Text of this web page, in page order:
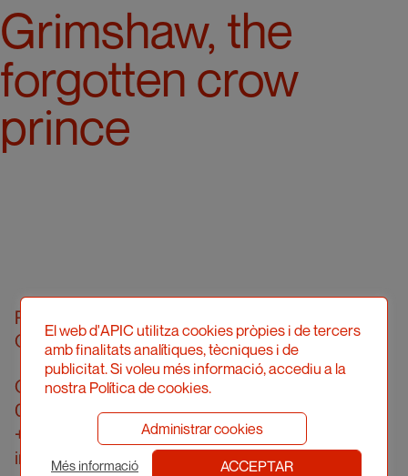
Grimshaw, the
forgotten crow
prince
Professional Illustrators’ Association of
Catalonia (hereinafter, APIC)
Carrer Londres, 96, pral. 2a
08036 Barcelona
+34 934 161 474
info@apic.cat
El web d'APIC utilitza cookies pròpies i de tercers
amb finalitats analítiques, tècniques i de
publicitat. Si voleu més informació, accediu a la
nostra Política de cookies.
Administrar cookies
Més informació ACCEPTAR